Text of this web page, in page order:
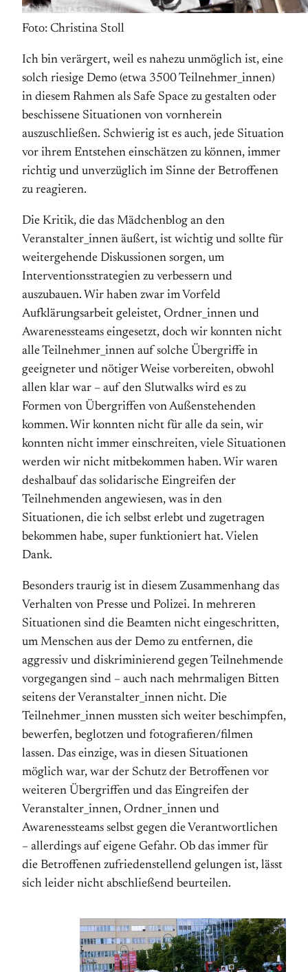
Foto: Christina Stoll
Ich bin verärgert, weil es nahezu unmöglich ist, eine
solch riesige Demo (etwa 3500 Teilnehmer_innen)
in diesem Rahmen als Safe Space zu gestalten oder
beschissene Situationen von vornherein
auszuschließen. Schwierig ist es auch, jede Situation
vor ihrem Entstehen einschätzen zu können, immer
richtig und unverzüglich im Sinne der Betroffenen
zu reagieren.
Die Kritik, die das Mädchenblog an den
Veranstalter_innen äußert, ist wichtig und sollte für
weitergehende Diskussionen sorgen, um
Interventionsstrategien zu verbessern und
auszubauen. Wir haben zwar im Vorfeld
Aufklärungsarbeit geleistet, Ordner_innen und
Awarenessteams eingesetzt, doch wir konnten nicht
alle Teilnehmer_innen auf solche Übergriffe in
geeigneter und nötiger Weise vorbereiten, obwohl
allen klar war – auf den Slutwalks wird es zu
Formen von Übergriffen von Außenstehenden
kommen. Wir konnten nicht für alle da sein, wir
konnten nicht immer einschreiten, viele Situationen
werden wir nicht mitbekommen haben. Wir waren
deshalbauf das solidarische Eingreifen der
Teilnehmenden angewiesen, was in den
Situationen, die ich selbst erlebt und zugetragen
bekommen habe, super funktioniert hat. Vielen
Dank.
Besonders traurig ist in diesem Zusammenhang das
Verhalten von Presse und Polizei. In mehreren
Situationen sind die Beamten nicht eingeschritten,
um Menschen aus der Demo zu entfernen, die
aggressiv und diskriminierend gegen Teilnehmende
vorgegangen sind – auch nach mehrmaligen Bitten
seitens der Veranstalter_innen nicht. Die
Teilnehmer_innen mussten sich weiter beschimpfen,
bewerfen, beglotzen und fotografieren/filmen
lassen. Das einzige, was in diesen Situationen
möglich war, war der Schutz der Betroffenen vor
weiteren Übergriffen und das Eingreifen der
Veranstalter_innen, Ordner_innen und
Awarenessteams selbst gegen die Verantwortlichen
– allerdings auf eigene Gefahr. Ob das immer für
die Betroffenen zufriedenstellend gelungen ist, lässt
sich leider nicht abschließend beurteilen.